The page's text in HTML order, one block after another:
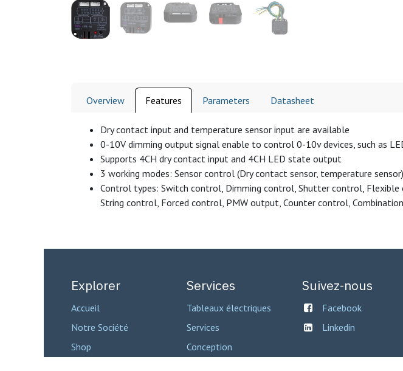
Overview Features Parameters Datasheet
Dry contact input and temperature sensor input are available
0-10V dimming output signal enable to control 0-10v devices, such as
Supports 4CH dry contact input and 4CH LED state output
3 working modes: Sensor control (Dry contact sensor, temperature
Control types: Switch control, Dimming control, Shutter control,
String control, Forced control, PMW output, Counter control,
Explorer
Accueil
Notre Société
Shop
Services
Tableaux électriques
Services
Conception
Suivez-nous
Facebook
Linkedin